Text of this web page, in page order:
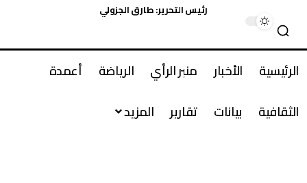
رئيس التحرير: طارق الجزولي
الرئيسية الأخبار منبر الرأي الرياضة
أعمدة
الثقافية
بيانات تقارير المزيد